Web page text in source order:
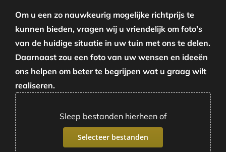
Om u een zo nauwkeurig mogelijke richtprijs te
kunnen bieden, vragen wij u vriendelijk om foto's
van de huidige situatie in uw tuin met ons te delen.
Daarnaast zou een foto van uw wensen en ideeën
ons helpen om beter te begrijpen wat u graag wilt
realiseren.
Sleep bestanden hierheen of
Selecteer bestanden